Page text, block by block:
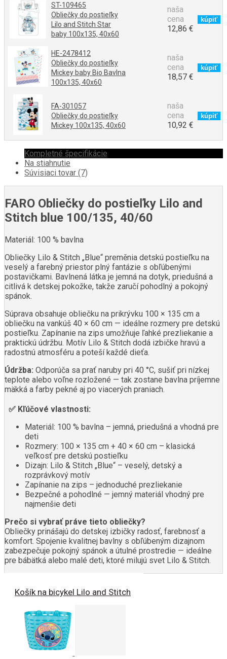
ST-109465
Obliečky do postieľky
Lilo and Stitch Star
baby 100x135, 40x60
naša
cena
12,86 €
HE-2478412
Obliečky do postieľky
Mickey baby Bio Bavlna
100x135, 40x60
naša
cena
18,57 €
FA-301057
Obliečky do postieľky
Mickey 100x135, 40x60
naša
cena
10,92 €
Kompletné špecifikácie
Na stiahnutie
Súvisiaci tovar (7)
FARO Obliečky do postieľky Lilo and
Stitch blue 100/135, 40/60
Materiál: 100 % bavlna
Obliečky Lilo & Stitch „Blue“ preměnia detskú postieľku na
veselý a farebný priestor plný fantázie s obľúbenými
postavičkami. Bavlnená látka je jemná na dotyk, priedušná a
citlivá k detskej pokožke, takže zaručí pohodlný a pokojný
spánok.
Súprava obsahuje obliečku na prikrývku 100 × 135 cm a
obliečku na vankúš 40 × 60 cm — ideálne rozmery pre detskú
postieľku. Zapínanie na zips umožňuje ľahké prezliekanie a
praktickú údržbu. Motív Lilo & Stitch dodá izbičke hravú a
radostnú atmosféru a poteší každé dieťa.
Údržba: Odporúča sa prať naruby pri 40 °C, sušiť pri nízkej
teplote alebo voľne rozložené — tak zostane bavlna príjemne
mäkká a farby pekné aj po viacerých praniach.
✅ Kľúčové vlastnosti:
Materiál: 100 % bavlna – jemná, priedušná a vhodná pre
deti
Rozmery: 100 × 135 cm + 40 × 60 cm – klasická
veľkosť pre detskú postieľku
Dizajn: Lilo & Stitch „Blue“ – veselý, detský a
rozprávkový motív
Zapínanie na zips – jednoduché prezliekanie
Bezpečné a pohodlné — jemný materiál vhodný pre
najmenšie deti
Prečo si vybrať práve tieto obliečky?
Obliečky prinášajú do detskej izbičky radosť, farebnosť a
komfort. Spojenie kvalitnej bavlny s obľúbeným dizajnom
zabezpečuje pokojný spánok a útulné prostredie — ideálne
pre bábätká alebo malé deti, ktoré milujú svet Lilo & Stitch.
Košík na bicykel Lilo and Stitch